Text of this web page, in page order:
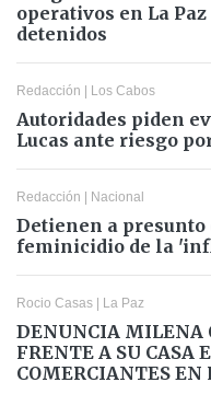
operativos en La
detenidos
Redacción Los Cabos
Autoridades piden
Lucas ante riesgo
Redacción Nacional
Detienen a
feminicidio de la
Rocio Casas La Paz
DENUNCIA MILENA
FRENTE A SU
COMERCIANTES EN